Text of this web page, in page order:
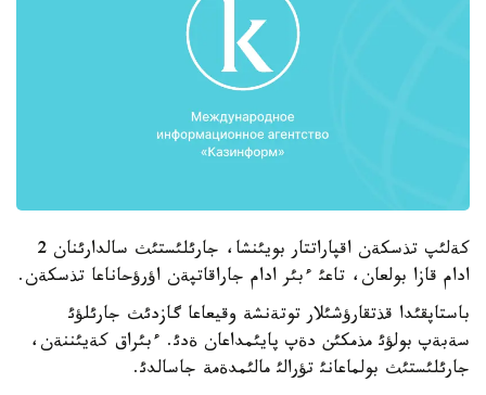
كةلئپ تذسكةن اقپاراتتار بويئنشا، جارئلئستئث سالدارئنان 2
ادام قازا بولعان، تاعئ ءبئر ادام جاراقاتپةن اؤرؤحاناعا تذسكةن.
باستاپقئدا قذتقارؤشئلار توتةنشة وقيعاعا گازدئث جارئلؤئ
سةبةپ بولؤئ مذمكئن دةپ پايئمداعان ةدئ. ءبئراق كةيئننةن،
جارئلئستئث بولماعانئ تؤرالئ مالئمدةمة جاسالدئ.